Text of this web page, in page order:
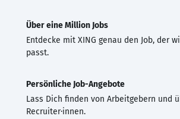
Über eine Million Jobs
Entdecke mit XING genau den Job, der
passt.
Persönliche Job-Angebote
Lass Dich finden von Arbeitgebern und
Recruiter·innen.